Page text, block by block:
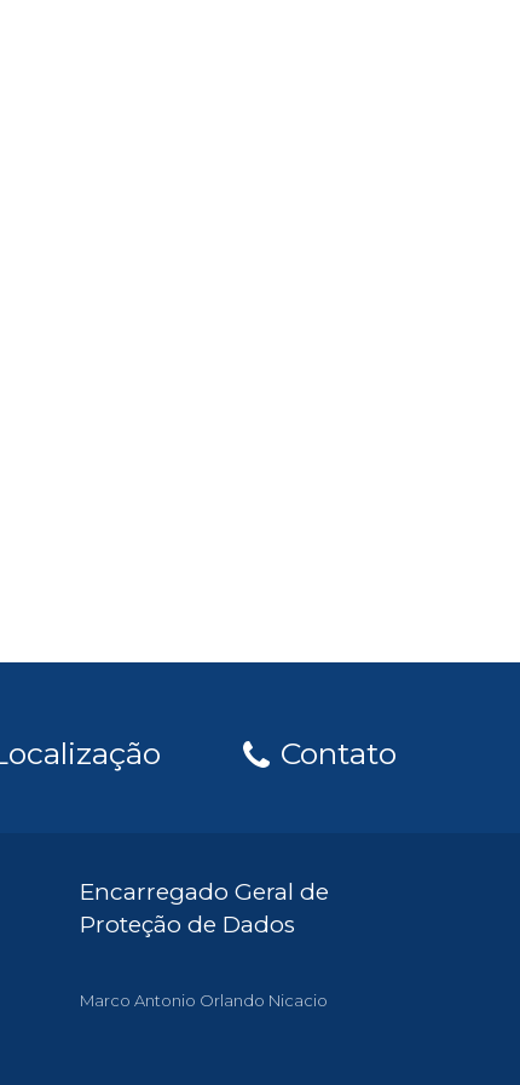
Contato
Encarregado Geral de
Proteção de Dados
Marco Antonio Orlando Nicacio